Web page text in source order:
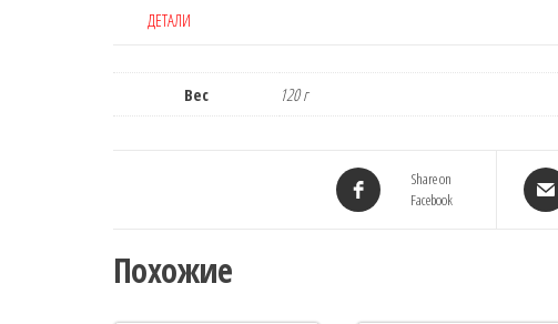
ДЕТАЛИ
Вес 120 г
Share on
Facebook
Похожие